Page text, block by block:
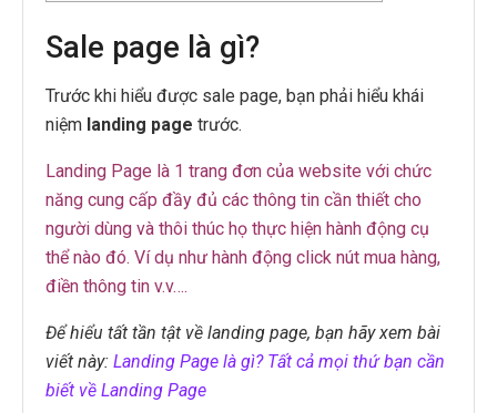
Sale page là gì?
Trước khi hiểu được sale page, bạn phải hiểu khái
niệm landing page trước.
Landing Page là 1 trang đơn của website với chức
năng cung cấp đầy đủ các thông tin cần thiết cho
người dùng và thôi thúc họ thực hiện hành động cụ
thể nào đó. Ví dụ như hành động click nút mua hàng,
điền thông tin v.v….
Để hiểu tất tần tật về landing page, bạn hãy xem bài
viết này: Landing Page là gì? Tất cả mọi thứ bạn cần
biết về Landing Page